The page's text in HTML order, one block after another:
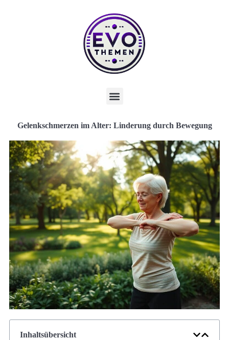
Gelenkschmerzen im Alter: Linderung durch Bewegung
Inhaltsübersicht